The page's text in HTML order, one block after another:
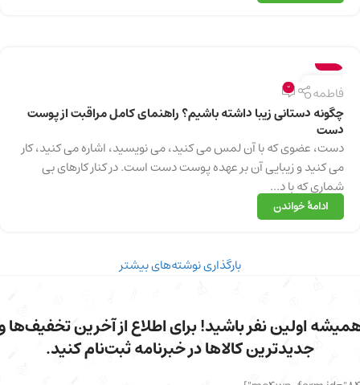
13
دسامبر
سلامت
فاطمه 0
چگونه دستانی زیبا داشته باشیم؟ راهنمای کامل مراقبت از پوست
دست
دست، عضوی که با آن لمس می کنید، می نویسید، اشاره می کنید، کار
می کنید و زیبایی آن بر عهده پوست دست است. در کنار کارهای بی
شماری که با د...
ادامهٔ خواندن
بارگذاری نوشته‌های بیشتر
اولین نفر باشید! برای اطلاع از آخرین تخفیف‌ها
جدیدترین کالاها در خبرنامه ثبت‌نام کنید.